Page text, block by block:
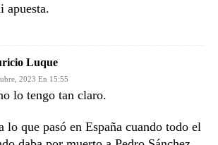
apuesta.
Luque
2023 En 15:55
lo tengo tan claro.
lo que pasó en España cuando todo el